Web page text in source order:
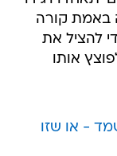
באמת קורה
להציל את
אותו
שנה הושמד - או שזו